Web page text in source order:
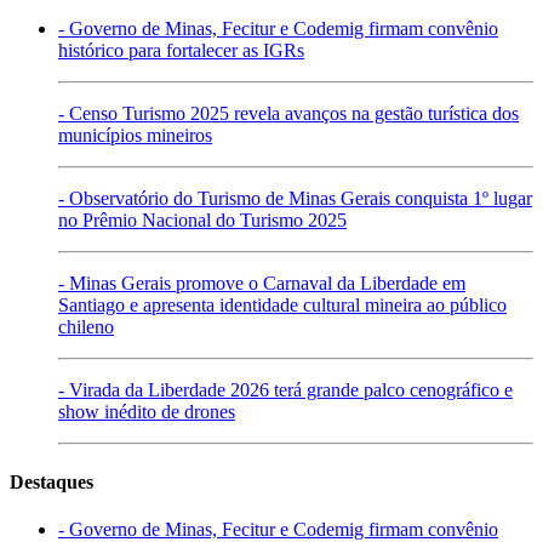
- Governo de Minas, Fecitur e Codemig firmam convênio
histórico para fortalecer as IGRs
- Censo Turismo 2025 revela avanços na gestão turística dos
municípios mineiros
- Observatório do Turismo de Minas Gerais conquista 1º lugar
no Prêmio Nacional do Turismo 2025
- Minas Gerais promove o Carnaval da Liberdade em
Santiago e apresenta identidade cultural mineira ao público
chileno
- Virada da Liberdade 2026 terá grande palco cenográfico e
show inédito de drones
Destaques
- Governo de Minas, Fecitur e Codemig firmam convênio